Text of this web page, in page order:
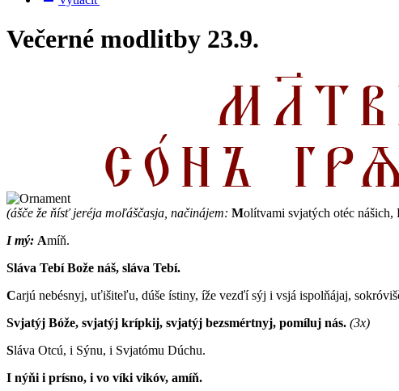
Večerné modlitby 23.9.
(ášče že ňísť jeréja moľáščasja, načinájem: Molítvami svjatých otéc nášich,
I mý: Amíň.
Sláva Tebí Bože náš, sláva Tebí.
Carjú nebésnyj, uťišiteľu, dúše ístiny, íže vezďí sýj i vsjá ispolňájaj,
Svjatýj Bóže, svjatýj krípkij, svjatýj bezsmértnyj, pomíluj nás. (3x)
Sláva Otcú, i Sýnu, i Svjatómu Dúchu.
I nýňi i prísno, i vo víki vikóv, amíň.